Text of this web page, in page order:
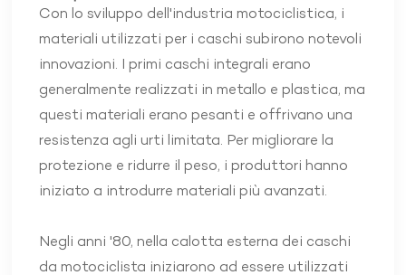
Con lo sviluppo dell'industria motociclistica, i
materiali utilizzati per i caschi subirono notevoli
innovazioni. I primi caschi integrali erano
generalmente realizzati in metallo e plastica, ma
questi materiali erano pesanti e offrivano una
resistenza agli urti limitata. Per migliorare la
protezione e ridurre il peso, i produttori hanno
iniziato a introdurre materiali più avanzati.
Negli anni '80, nella calotta esterna dei caschi
da motociclista iniziarono ad essere utilizzati